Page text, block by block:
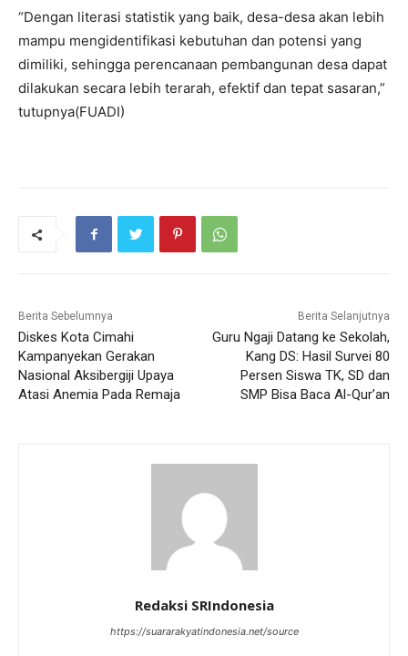
“Dengan literasi statistik yang baik, desa-desa akan lebih
mampu mengidentifikasi kebutuhan dan potensi yang
dimiliki, sehingga perencanaan pembangunan desa dapat
dilakukan secara lebih terarah, efektif dan tepat sasaran,”
tutupnya(FUADI)
Berita Sebelumnya
Diskes Kota Cimahi
Kampanyekan Gerakan
Nasional Aksibergiji Upaya
Atasi Anemia Pada Remaja
Berita Selanjutnya
Guru Ngaji Datang ke Sekolah,
Kang DS: Hasil Survei 80
Persen Siswa TK, SD dan
SMP Bisa Baca Al-Qur’an
Redaksi SRIndonesia
https://suararakyatindonesia.net/source